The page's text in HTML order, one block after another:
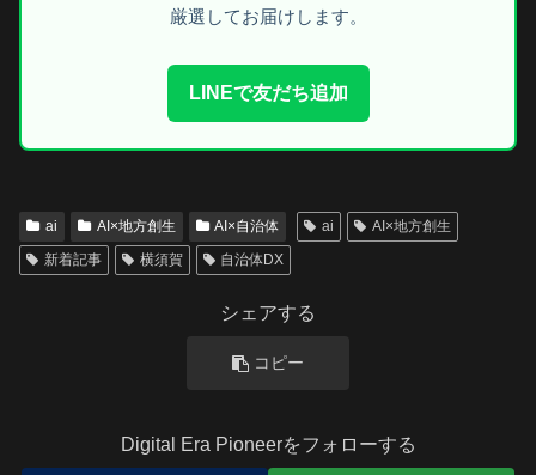
厳選してお届けします。
LINEで友だち追加
ai AI×地方創生 AI×自治体 ai
AI×地方創生
新着記事
横須賀 自治体DX
シェアする
コピー
Digital Era Pioneerをフォローする